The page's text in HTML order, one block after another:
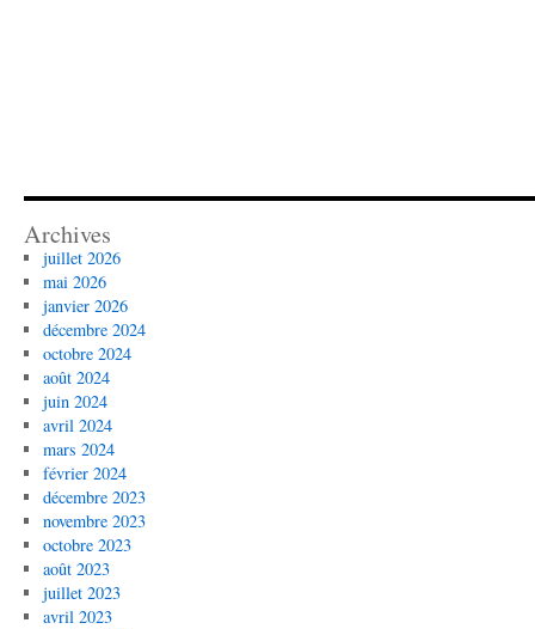
Archives
juillet 2026
mai 2026
janvier 2026
décembre 2024
octobre 2024
août 2024
juin 2024
avril 2024
mars 2024
février 2024
décembre 2023
novembre 2023
octobre 2023
août 2023
juillet 2023
avril 2023